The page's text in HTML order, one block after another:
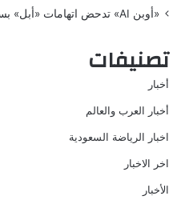
«أوبن AI» تدحض اتهامات «أبل» بسرقة أسرار تجارية
تصنيفات
أخبار
أخبار العرب والعالم
اخبار الرياضة السعودية
اخر الاخبار
الأخبار